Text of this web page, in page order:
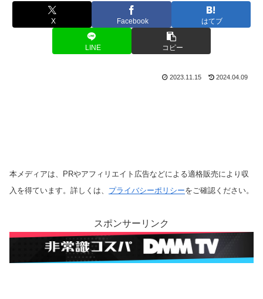
X Facebook はてブ
LINE コピー
2023.11.15 2024.04.09
本メディアは、PRやアフィリエイト広告などによる適格販売により収
入を得ています。詳しくは、 プライバシーポリシーをご確認ください。
スポンサーリンク